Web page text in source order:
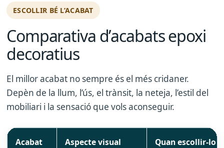
ESCOLLIR BÉ L’ACABAT
Comparativa d’acabats epoxi
decoratius
El millor acabat no sempre és el més cridaner.
Depèn de la llum, l’ús, el trànsit, la neteja, l’estil del
mobiliari i la sensació que vols aconseguir.
Acabat Aspecte visual Quan escollir-lo